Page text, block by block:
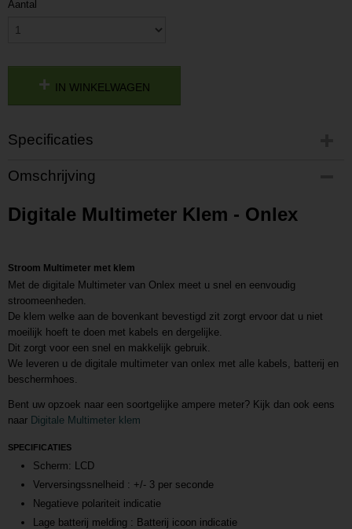
Aantal
IN WINKELWAGEN
Specificaties
Productcode
P201811091321
L201811091321
Omschrijving
Digitale Multimeter Klem - Onlex
Stroom Multimeter met klem
Met de digitale Multimeter van Onlex meet u snel en eenvoudig
stroomeenheden.
De klem welke aan de bovenkant bevestigd zit zorgt ervoor dat u niet
moeilijk hoeft te doen met kabels en dergelijke.
Dit zorgt voor een snel en makkelijk gebruik.
We leveren u de digitale multimeter van onlex met alle kabels, batterij en
beschermhoes.
Bent uw opzoek naar een soortgelijke ampere meter? Kijk dan ook eens
naar Digitale Multimeter klem
SPECIFICATIES
Scherm: LCD
Verversingssnelheid : +/- 3 per seconde
Negatieve polariteit indicatie
Lage batterij melding : Batterij icoon indicatie